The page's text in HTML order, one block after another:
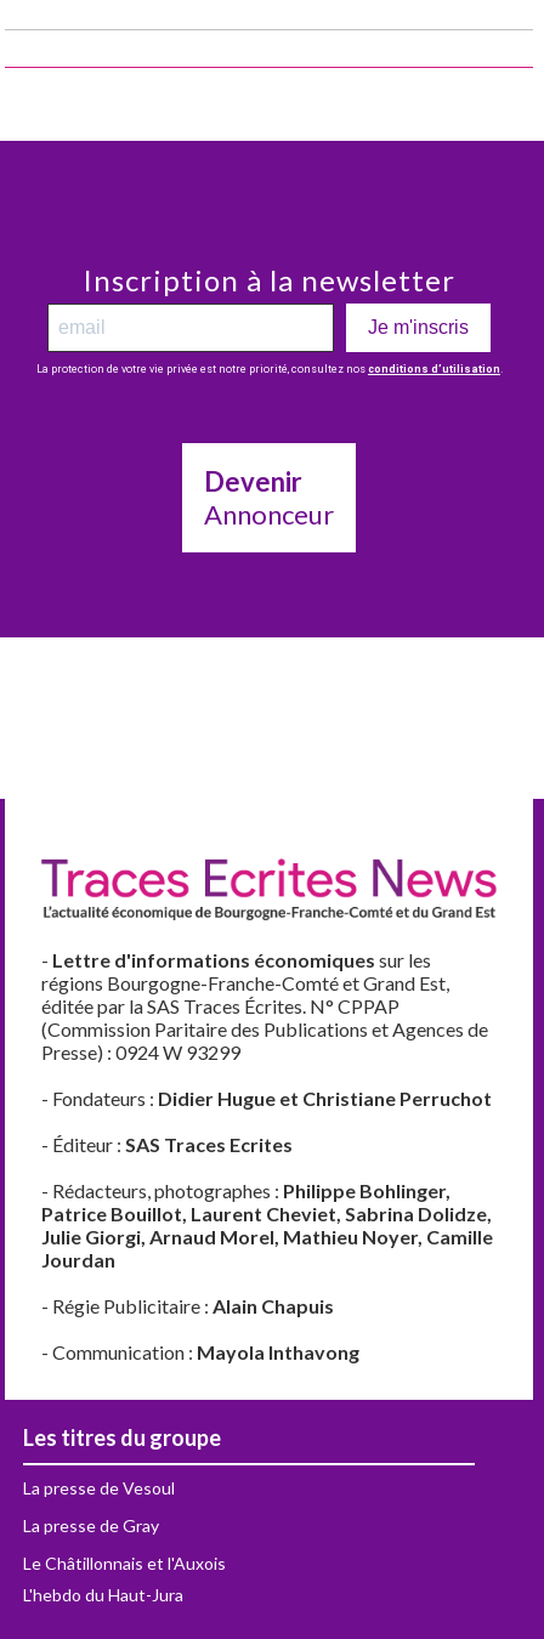
Inscription à la newsletter
Je m'inscris
La protection de votre vie privée est notre priorité, consultez nos conditions d’utilisation
Devenir
Annonceur
- Lettre d'informations économiques sur les
régions Bourgogne-Franche-Comté et Grand Est,
éditée par la SAS Traces Écrites. N° CPPAP
(Commission Paritaire des Publications et Agences de
Presse) : 0924 W 93299
- Fondateurs : Didier Hugue et Christiane Perruchot
- Éditeur :SAS Traces Ecrites
- Rédacteurs, photographes : Philippe Bohlinger,
Patrice Bouillot, Laurent Cheviet, Sabrina Dolidze,
Julie Giorgi, Arnaud Morel, Mathieu Noyer, Camille
Jourdan
- Régie Publicitaire :Alain Chapuis
- Communication : Mayola Inthavong
Les titres du groupe
La presse de Vesoul
La presse de Gray
Le Châtillonnais et l'Auxois
L'hebdo du Haut-Jura